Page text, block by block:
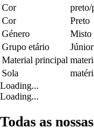
Cor
preto/
Cor
Preto
Género
Misto
Grupo etário
Júnior
Material principal
Sola
Loading...
Loading...
Todas as